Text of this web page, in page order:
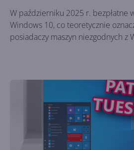
W październiku 2025 r. bezpłatne
Windows 10, co teoretycznie
posiadaczy maszyn niezgodnych z